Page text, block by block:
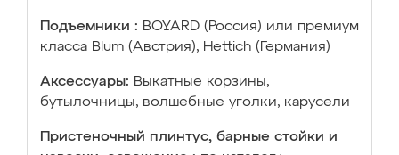
Подъемники : BOYARD (Россия) или премиум
класса Blum (Австрия), Hettich (Германия)
Аксессуары: Выкатные корзины,
бутылочницы, волшебные уголки, карусели
Пристеночный плинтус, барные стойки и